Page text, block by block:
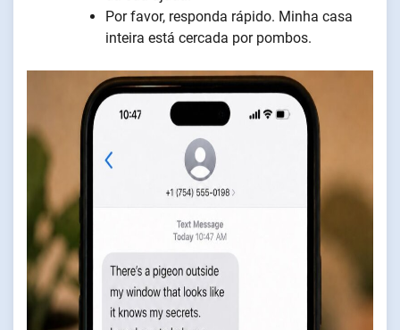
Por favor, responda rápido. Minha casa
inteira está cercada por pombos.